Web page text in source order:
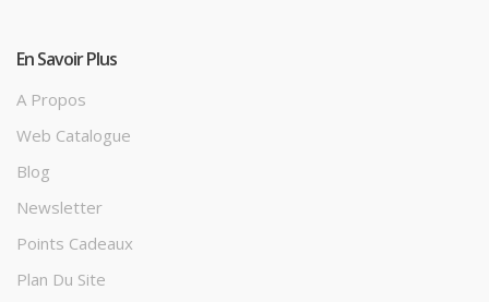
En Savoir Plus
A Propos
Web Catalogue
Blog
Newsletter
Points Cadeaux
Plan Du Site